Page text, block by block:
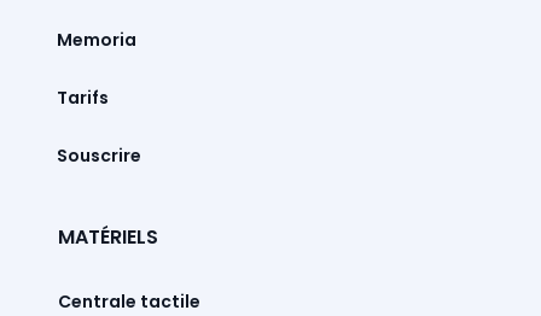
Memoria
Tarifs
Souscrire
MATÉRIELS
Centrale tactile